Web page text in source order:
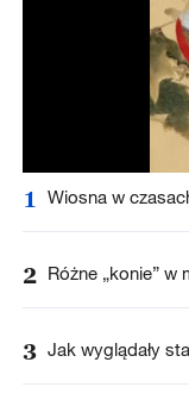
1 Wiosna w
2 Różne „konie” w
3 Jak wyglądały